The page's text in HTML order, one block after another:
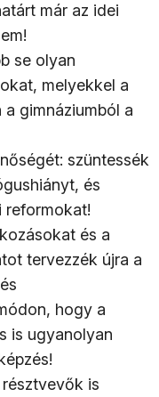
már az idei
se olyan
melyekkel a
gimnáziumból a
szüntessék
és
reformokat!
és a
tervezzék újra a
hogy a
is ugyanolyan
is